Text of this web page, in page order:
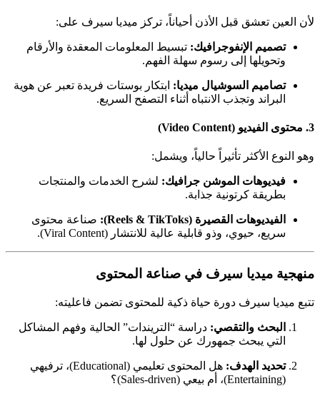
لأن العين تعشق قبل الأذن أحياناً، تركز ميديا سيرف على:
تصميم الإنفوجرافيك: تبسيط المعلومات المعقدة والأرقام
وتحويلها إلى رسوم سهلة الفهم.
تصاميم السوشيال ميديا: ابتكار بوستات فريدة تعبر عن هوية
البراند وتجذب الانتباه أثناء التصفح السريع.
3. محتوى الفيديو (Video Content)
وهو النوع الأكثر تأثيراً حالياً، ويشمل:
فيديوهات الموشن جرافيك: لشرح الخدمات والمنتجات
بطريقة كرتونية جذابة.
الفيديوهات القصيرة (Reels & TikToks):
صناعة محتوى
سريع، حيوي، وذو قابلية عالية للانتشار (Viral Content).
منهجية ميديا سيرف في صناعة المحتوى
تتبع ميديا سيرف دورة حياة ذكية للمحتوى تضمن فاعليته:
البحث والتقصي: دراسة “التريندات” الحالية وفهم المشاكل
التي يبحث جمهورك عن حلول لها.
تحديد الهدف:
هل المحتوى تعليمي (Educational)، ترفيهي
(Entertaining)، أم بيعي (Sales-driven)؟